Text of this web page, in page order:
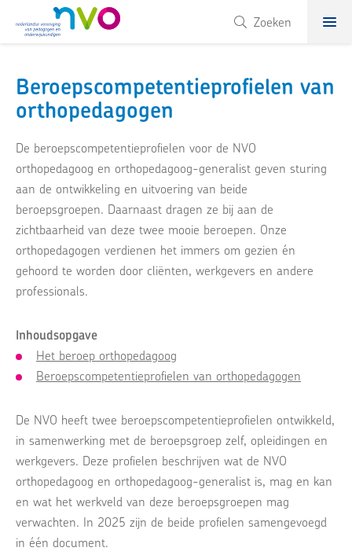
NVO Zoeken
Beroepscompetentieprofielen van
orthopedagogen
De beroepscompetentieprofielen voor de NVO
orthopedagoog en orthopedagoog-generalist geven sturing
aan de ontwikkeling en uitvoering van beide
beroepsgroepen. Daarnaast dragen ze bij aan de
zichtbaarheid van deze twee mooie beroepen. Onze
orthopedagogen verdienen het immers om gezien én
gehoord te worden door cliënten, werkgevers en andere
professionals.
Inhoudsopgave
Het beroep orthopedagoog
Beroepscompetentieprofielen van orthopedagogen
De NVO heeft twee beroepscompetentieprofielen ontwikkeld,
in samenwerking met de beroepsgroep zelf, opleidingen en
werkgevers. Deze profielen beschrijven wat de NVO
orthopedagoog en orthopedagoog-generalist is, mag en kan
en wat het werkveld van deze beroepsgroepen mag
verwachten. In 2025 zijn de beide profielen samengevoegd
in één document.